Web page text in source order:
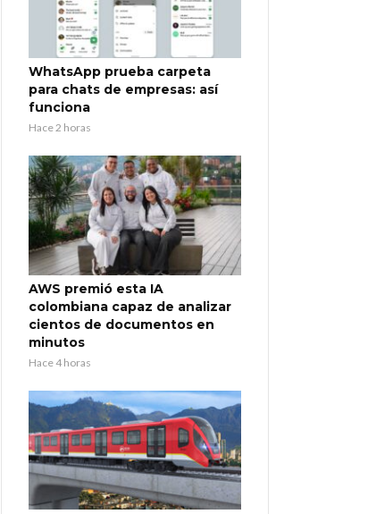
WhatsApp prueba carpeta
para chats de empresas: así
funciona
Hace 2 horas
AWS premió esta IA
colombiana capaz de analizar
cientos de documentos en
minutos
Hace 4 horas